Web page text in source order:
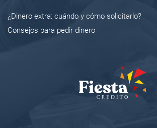
¿Dinero extra: cuándo y cómo solicitarlo?
Consejos para pedir dinero